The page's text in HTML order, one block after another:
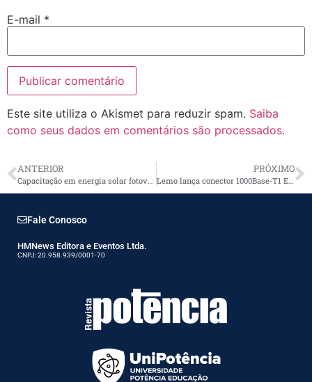
E-mail *
Este site utiliza o Akismet para reduzir spam. Saiba
como seus dados em comentários são processados.
ANTERIOR
Capacitação em energia solar fotovoltaica
PRÓXIMO
Lemo lança conector 1000Base-T1 Ethernet de Par Único (SPE) Push-Pull
Fale Conosco
HMNews Editora e Eventos Ltda.
CNPJ: 20.958.939/0001-70